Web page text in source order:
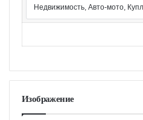
Недвижимость, Авто-мото,
Изображение